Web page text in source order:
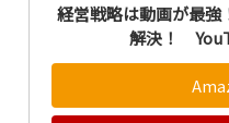
経営戦略は動画が最
解決！